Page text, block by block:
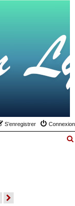
Connexion
S’enregistrer